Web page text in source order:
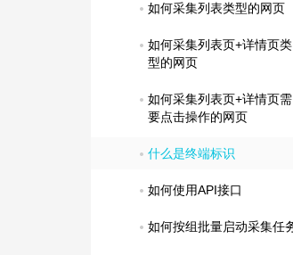
如何采集列表类型的网页
如何采集列表页+详情页类
型的网页
如何采集列表页+详情页需
要点击操作的网页
什么是终端标识
如何使用API接口
如何按组批量启动采集任